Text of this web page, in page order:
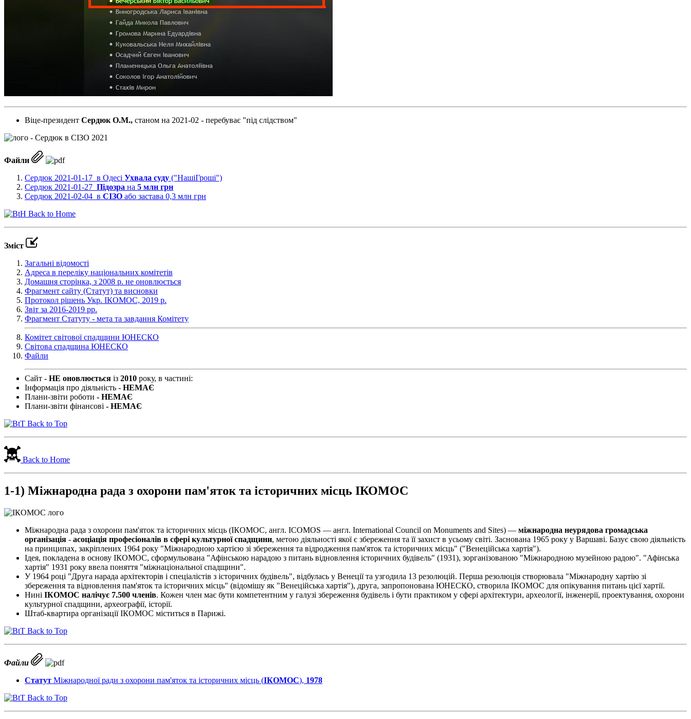
Віце-президент Сердюк О.М., станом на 2021-02 - перебуває "під слідством"
Файли
Сердюк 2021-01-17 в Одесі Ухвала суду ("НашіГроші")
Сердюк 2021-01-27 Підозра на 5 млн грн
Сердюк 2021-02-04 в СІЗО або застава 0,3 млн грн
Back to Home
Зміст
Загальні відомості
Адреса в переліку національних комітетів
Домашня сторінка, з 2008 р. не оновлюється
Фрагмент сайту (Статут) та висновки
Протокол рішень Укр. ІКОМОС, 2019 р.
Звіт за 2016-2019 рр.
Фрагмент Статуту - мета та завдання Комітету
Комітет світової спадщини ЮНЕСКО
Світова спадщина ЮНЕСКО
Файли
Сайт - НЕ оновлюється із 2010 року, в частині:
Інформація про діяльність - НЕМАЄ
Плани-звіти роботи - НЕМАЄ
Плани-звіти фінансові - НЕМАЄ
Back to Top
Back to Home
1-1) Міжнародна рада з охорони пам'яток та історичних місць ІКОМОС
Міжнародна рада з охорони пам'яток та історичних місць (ІКОМОС, англ. ICOMOS — англ. International Council on Monuments and Sites) — міжнародна неурядова громадська
організація - асоціація професіоналів в сфері культурної спадщини, метою діяльності якої є збереження та її захист в усьому світі. Заснована 1965 року у Варшаві. Базує свою діяльність
на принципах, закріплених 1964 року "Міжнародною хартією зі збереження та відродження пам'яток та історичних місць" ("Венеційська хартія").
Ідея, покладена в основу ІКОМОС, сформульована "Афінською нарадою з питань відновлення історичних будівель" (1931), зорганізованою "Міжнародною музейною радою". "Афінська
хартія" 1931 року ввела поняття "міжнаціональної спадщини".
У 1964 році "Друга нарада архітекторів і спеціалістів з історичних будівель", відбулась у Венеції та узгодила 13 резолюцій. Перша резолюція створювала "Міжнародну хартію зі
збереження та відновлення пам'яток та історичних місць" (відомішу як "Венеційська хартія"), друга, запропонована ЮНЕСКО, створила ІКОМОС для опікування питань цієї хартії.
Нині ІКОМОС налічує 7.500 членів. Кожен член має бути компетентним у галузі збереження будівель і бути практиком у сфері архітектури, археології, інженерії, проектування, охорони
культурної спадщини, археографії, історії.
Штаб-квартира організації ІКОМОС міститься в Парижі.
Back to Top
Файли
Статут Міжнародної ради з охорони пам'яток та історичних місць (ІКОМОС), 1978
Back to Top